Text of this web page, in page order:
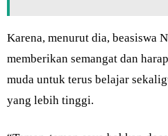
Karena, menurut dia, beasiswa
memberikan semangat dan
muda untuk terus belajar
yang lebih tinggi.